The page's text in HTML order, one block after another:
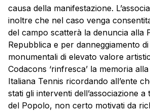
causa della manifestazione.
inoltre che nel caso venga
del campo scatterà la denuncia alla
Repubblica e per danneggiamento
monumentali di elevato valore
Codacons ‘rinfresca’ la memoria
Italiana Tennis ricordando all’ente
stati gli interventi dell’associazione a
del Popolo, non certo motivati da